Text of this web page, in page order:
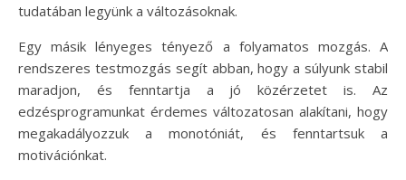
tudatában legyünk a változásoknak.
Egy másik lényeges tényező a folyamatos mozgás. A
rendszeres testmozgás segít abban, hogy a súlyunk stabil
maradjon, és fenntartja a jó közérzetet is. Az
edzésprogramunkat érdemes változatosan alakítani, hogy
megakadályozzuk a monotóniát, és fenntartsuk a
motivációnkat.